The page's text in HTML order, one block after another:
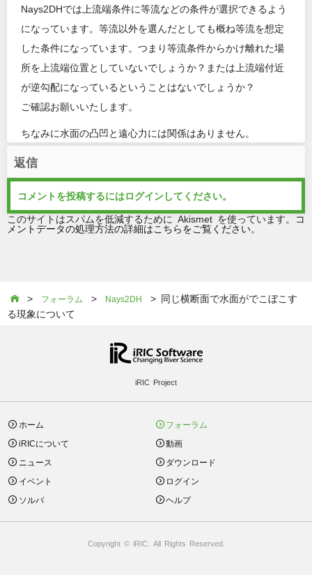
Nays2DHでは上流端条件に等流などの条件が選択できるよう
になっています。等流以外を選んだとしても概ね等流を想定
した条件になっています。つまり等流条件からかけ離れた場
所を上流端位置としていないでしょうか？または上流端付近
が逆勾配になっているということはないでしょうか？
ご確認お願いいたします。
ちなみに水面の凸凹と遠心力には関係はありません。
返信
コメントを投稿するにはログイン してください。
このサイトはスパムを低減するために Akismet を使っています。
コ
メントデータの処理方法の詳細はこちらをご覧ください
 > フォーラム > Nays2DH
> 同じ横断面で水面がでこぼこす
る現象について
iRIC Project
ホーム
iRICについて
ニュース
イベント
ソルバ
フォーラム
動画
ダウンロード
ログイン
ヘルプ
Copyright © iRIC. All Rights Reserved.